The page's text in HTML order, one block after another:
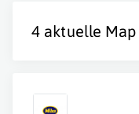
4 aktuelle Map